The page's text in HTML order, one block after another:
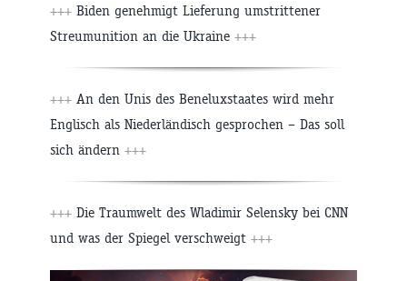
+++ Biden genehmigt Lieferung umstrittener
Streumunition an die Ukraine +++
+++ An den Unis des Beneluxstaates wird mehr
Englisch als Niederländisch gesprochen – Das soll
sich ändern +++
+++ Die Traumwelt des Wladimir Selensky bei CNN
und was der Spiegel verschweigt +++